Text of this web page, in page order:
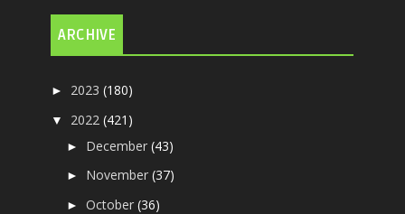
ARCHIVE
► 2023(180)
▼ 2022(421)
► December(43)
► November(37)
►October(36)